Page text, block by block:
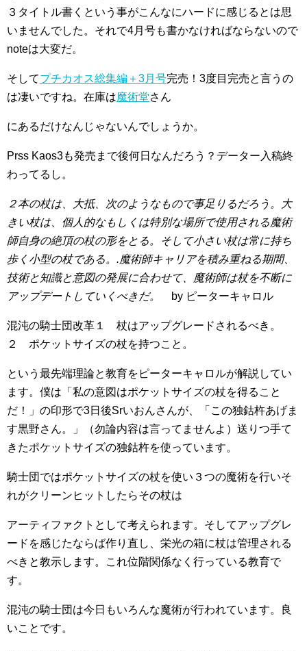
３タイトル書くという事がこんなにハードに感じるとは思
いませんでした。それで4月号も書かなければならないので
noteは大変だ。
そしてプチカオス総集編＋3月号完売！3度目完売と言うの
は凄いですね。在庫は魔術堂さん
にあるだけなんじゃないんでしょうか。
Prss Kaos3も発売まで後何日なんだろう？データー入稿終
わってるし。
２本の杖は、大抵、次のようなもので事足りるだろう。大
きい杖は、個人的なもしくは特別な場所で使用される魔術
師自身の絶頂の杖の形をとる。そして小さい杖は常に持ち
歩く小型の杖である。.魔術師キャリアを積み重ねる期間、
技術と知識と意図の発展に合わせて、魔術師は杖を不断に
アップデートしていくべきだ。
by ピーターキャロル
混沌の騎士団改革１ 杖はアップグレードされるべき。
２ ポケットサイズの杖を持つこと。
という最先端理論と教育をピーターキャロルが解説してい
ます。僕は「私の意図はポケットサイズの杖を得ること
だ！」の印形で3日後Srいおんさんが、「この独鈷杵あげま
す黒野さん。」（勿論内容は言ってませんよ）送りつ手て
きたポケットサイズの独鈷杵を使っています。
騎士団ではポケットサイズの杖を使い３つの魔術を行いそ
れがクリーンヒットしたらその杖は
アーティファクトとして考えられます。そしてアップグレ
ードを感じたならば作り直し、栄光の箱に杖は管理される
べきと教示します。これ位階関係なく行っている教育で
す。
混沌の騎士団は今日もいろんな魔術が行われています。良
いことです。